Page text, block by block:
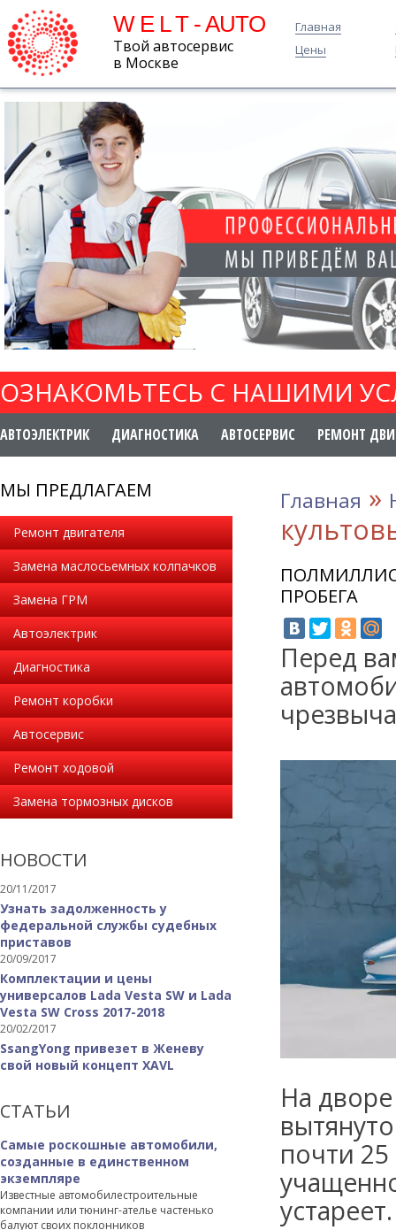
W E L T - AUTO
Твой автосервис
в Москве
Главная
Цены
ОЗНАКОМЬТЕСЬ С НАШИМИ
АВТОЭЛЕКТРИК ДИАГНОСТИКА АВТОСЕРВИС РЕМОНТ
МЫ ПРЕДЛАГАЕМ
Ремонт двигателя
Замена маслосьемных колпачков
Замена ГРМ
Автоэлектрик
Диагностика
Ремонт коробки
Автосервис
Ремонт ходовой
Замена тормозных дисков
НОВОСТИ
20/11/2017
Узнать задолженность у
федеральной службы судебных
приставов
20/09/2017
Комплектации и цены
универсалов Lada Vesta SW и Lada
Vesta SW Cross 2017-2018
20/02/2017
SsangYong привезет в Женеву
свой новый концепт XAVL
СТАТЬИ
Самые роскошные автомобили,
созданные в единственном
экземпляре
Известные автомобилестроительные
компании или тюнинг-ателье частенько
балуют своих поклонников
Главная »
ПРОБЕГА
Перед
На
почти 25